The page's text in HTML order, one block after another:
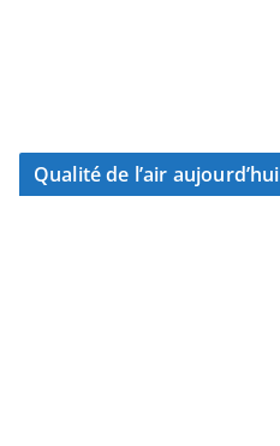
Qualité de l’air aujourd’hui